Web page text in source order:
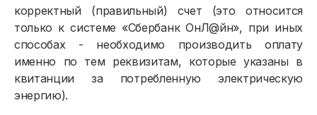
корректный (правильный) счет (это относится
только к системе «Сбербанк ОнЛ@йн», при иных
способах - необходимо производить оплату
именно по тем реквизитам, которые указаны в
квитанции за потребленную электрическую
энергию).